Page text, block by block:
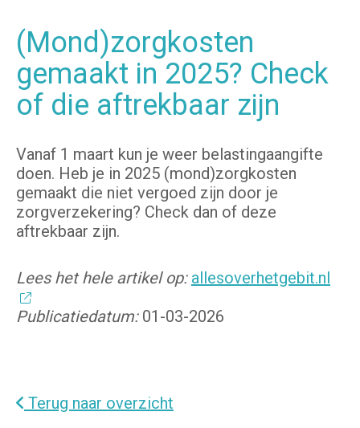
(Mond)zorgkosten
gemaakt in 2025? Check
of die aftrekbaar zijn
Vanaf 1 maart kun je weer belastingaangifte
doen. Heb je in 2025 (mond)zorgkosten
gemaakt die niet vergoed zijn door je
zorgverzekering? Check dan of deze
aftrekbaar zijn.
Lees het hele artikel op: allesoverhetgebit.nl
Publicatiedatum: 01-03-2026
Terug naar overzicht